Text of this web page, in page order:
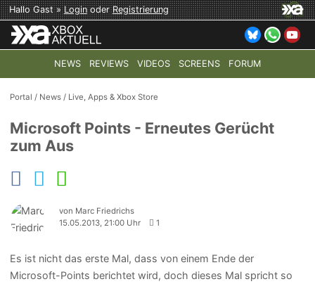
Hallo Gast »LoginoderRegistrierung
NEWS REVIEWS VIDEOS SCREENS FORUM
TOP-THEMEN: COD: MODERN WARFARE 4 HALO:
Portal / News / Live, Apps & Xbox Store
Microsoft Points - Erneutes Gerücht
zum Aus
von Marc Friedrichs
15.05.2013, 21:00 Uhr
1
Es ist nicht das erste Mal, dass von einem Ende der
Microsoft-Points berichtet wird, doch dieses Mal spricht so